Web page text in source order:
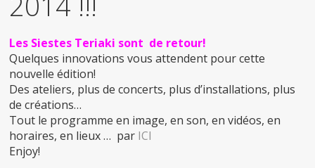
Les Siestes Teriaki sont de retour!
Quelques innovations vous attendent pour cette
nouvelle édition!
Des ateliers, plus de concerts, plus d’installations, plus
de créations…
Tout le programme en image, en son, en vidéos, en
horaires, en lieux … par ICI
Enjoy!